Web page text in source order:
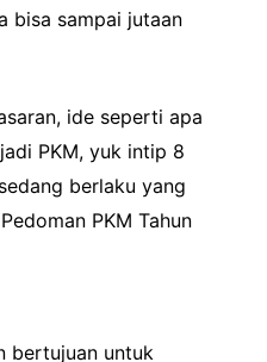
bisa sampai jutaan
ide seperti apa
PKM, yuk intip 8
berlaku yang
PKM Tahun
bertujuan untuk